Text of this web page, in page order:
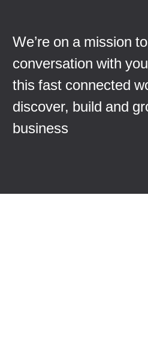
We’re on a mission
conversation with
this fast connected
discover, build and
business